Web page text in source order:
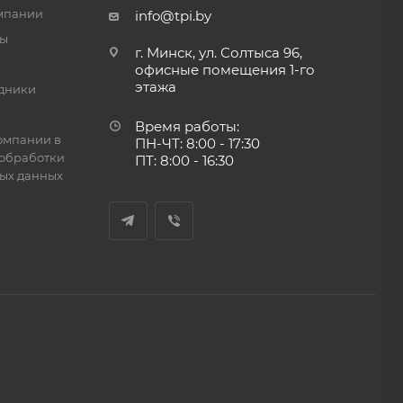
в
данных
info@tpi.by
г. Минск, ул. Солтыса 96,
офисные помещения 1-го
этажа
Время работы:
ПН-ЧТ: 8:00 - 17:30
ПТ: 8:00 - 16:30